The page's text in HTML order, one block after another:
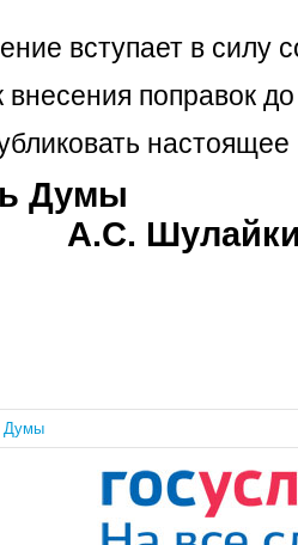
вступает в силу
внесения поправок
А.С.
Думы